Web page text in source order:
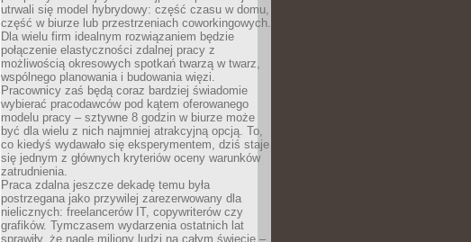
utrwali się model hybrydowy: część czasu w domu,
część w biurze lub przestrzeniach coworkingowych.
Dla wielu firm idealnym rozwiązaniem będzie
połączenie elastyczności zdalnej pracy z
możliwością okresowych spotkań twarzą w twarz,
wspólnego planowania i budowania więzi.
Pracownicy zaś będą coraz bardziej świadomie
wybierać pracodawców pod kątem oferowanego
modelu pracy – sztywne 8 godzin w biurze może
być dla wielu z nich najmniej atrakcyjną opcją. To,
co kiedyś wydawało się eksperymentem, dziś staje
się jednym z głównych kryteriów oceny warunków
zatrudnienia.
Praca zdalna jeszcze dekadę temu była
postrzegana jako przywilej zarezerwowany dla
nielicznych: freelancerów IT, copywriterów czy
grafików. Tymczasem wydarzenia ostatnich lat
sprawiły, że nagle miliony ludzi na całym świecie –